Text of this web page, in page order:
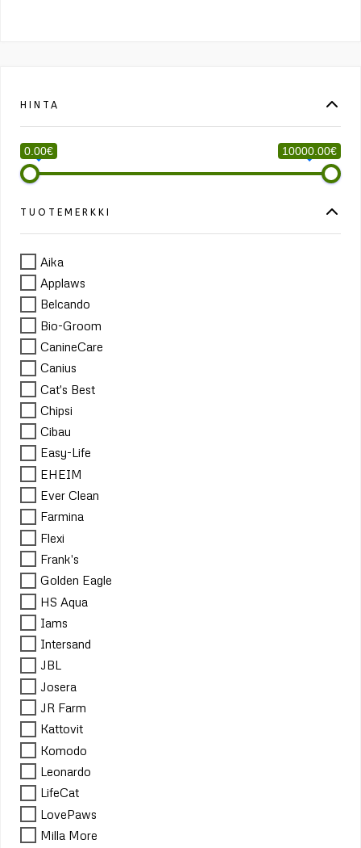
HINTA
0.00€ 10000.00€
TUOTEMERKKI
Aika
Applaws
Belcando
Bio-Groom
CanineCare
Canius
Cat's Best
Chipsi
Cibau
Easy-Life
EHEIM
Ever Clean
Farmina
Flexi
Frank's
Golden Eagle
HS Aqua
Iams
Intersand
JBL
Josera
JR Farm
Kattovit
Komodo
Leonardo
LifeCat
LovePaws
Milla More